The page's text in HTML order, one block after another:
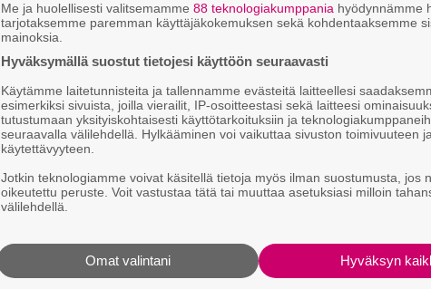
Me ja huolellisesti valitsemamme 88 teknologiakumppania hyödynnämme
tarjotaksemme paremman käyttäjäkokemuksen sekä kohdentaaksemme
mainoksia.
Hyväksymällä suostut tietojesi käyttöön seuraavasti
Käytämme laitetunnisteita ja tallennamme evästeitä laitteellesi
esimerkiksi sivuista, joilla vierailit, IP-osoitteestasi sekä laitteesi
tutustumaan yksityiskohtaisesti käyttötarkoituksiin ja
seuraavalla välilehdellä. Hylkääminen voi vaikuttaa sivuston toimivuuteen ja
käytettävyyteen.
Jotkin teknologiamme voivat käsitellä tietoja myös ilman suostumusta, jos
oikeutettu peruste. Voit vastustaa tätä tai muuttaa asetuksiasi milloin
välilehdellä.
Hyväksyn
Omat valintani